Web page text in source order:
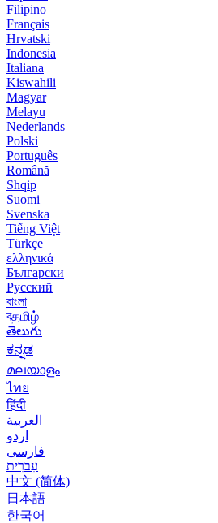
Filipino
Français
Hrvatski
Indonesia
Italiana
Kiswahili
Magyar
Melayu
Nederlands
Polski
Português
Română
Shqip
Suomi
Svenska
Tiếng Việt
Türkçe
ελληνικά
Български
Русский
বাংলা
বதமிழ்
తెలుగు
ಕನ್ನಡ
മലയാളം
ไทย
हिंदी
العربية
اردو
فارسی
עִברִית
中文 (简体)
日本語
한국어